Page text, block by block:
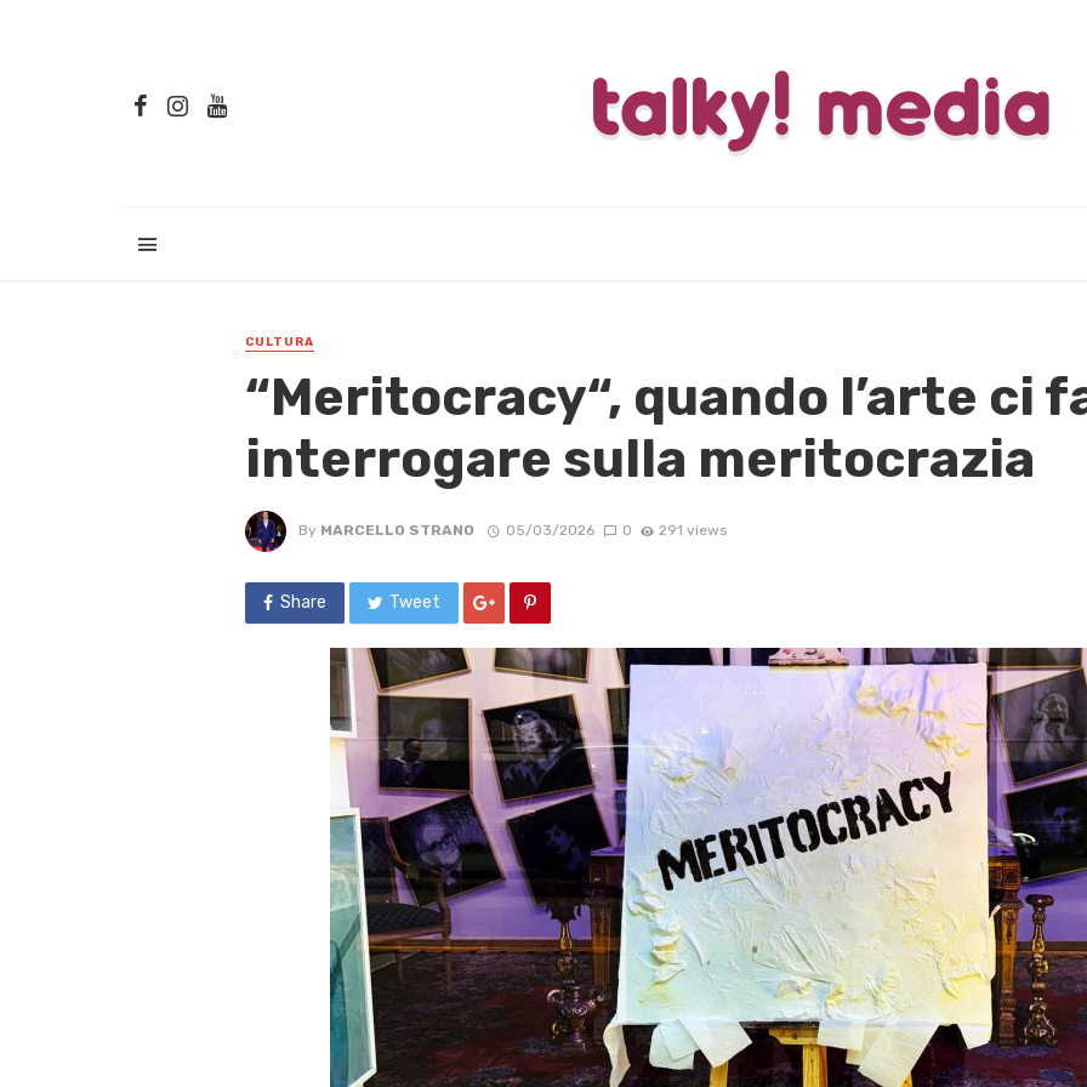
CULTURA
“Meritocracy“, quando l’arte ci
interrogare sulla meritocrazia
By MARCELLO STRANO 05/03/2026 0 291 views
Share Tweet